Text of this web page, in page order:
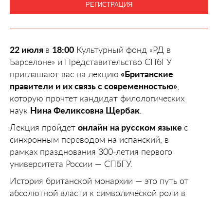
РЕГИСТРАЦИЯ
22 июля в 18:00 Культурный фонд «РД в
Барселоне» и Представительство СПбГУ
приглашают вас на лекцию «Британские
правители и их связь с современностью»
которую прочтет кандидат филологических
наук Нина Феликсовна Щербак
Лекция пройдет онлайн на русском языке с
синхронным переводом на испанский, в
рамках празднования 300-летия первого
университета России — СПбГУ.
История британской монархии — это путь от
абсолютной власти к символической роли в